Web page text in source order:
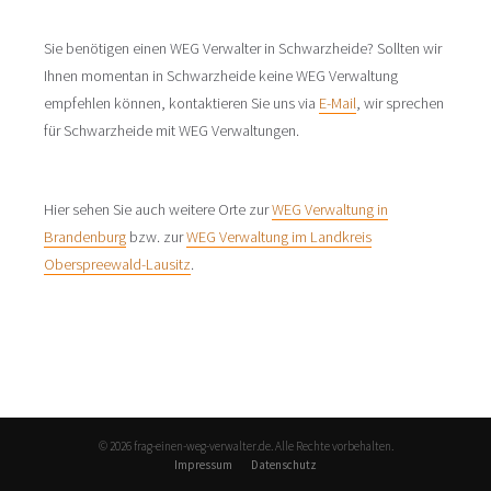
Sie benötigen einen WEG Verwalter in Schwarzheide? Sollten wir
Ihnen momentan in Schwarzheide keine WEG Verwaltung
empfehlen können, kontaktieren Sie uns via E-Mail, wir sprechen
für Schwarzheide mit WEG Verwaltungen.
Hier sehen Sie auch weitere Orte zurWEG Verwaltung in
Brandenburg bzw. zurWEG Verwaltung im Landkreis
Oberspreewald-Lausitz.
© 2026 frag-einen-weg-verwalter.de. Alle Rechte vorbehalten.
Impressum
Datenschutz